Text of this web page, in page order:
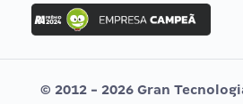
Concurso Ibama
Concurso MPU
Editais publicados
© 2012 - 2026 Gran